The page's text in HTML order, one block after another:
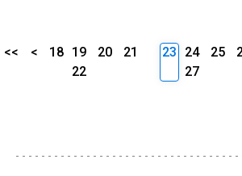
<< < 18 19 20
21
22
23 24 25
27